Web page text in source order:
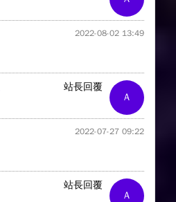
2022-08-02 13:49
A
站長回覆
2022-07-27 09:22
A
站長回覆